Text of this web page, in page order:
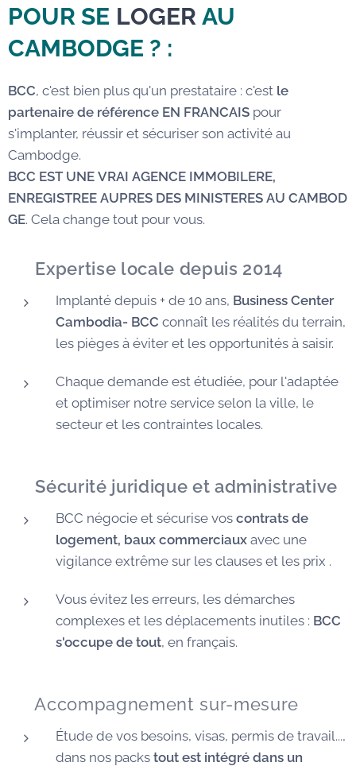
POUR SE LOGER AU
CAMBODGE ? :
BCC, c'est bien plus qu'un prestataire : c'est le
partenaire de référence EN FRANCAIS pour
s'implanter, réussir et sécuriser son activité au
Cambodge.
BCC EST UNE VRAI AGENCE IMMOBILERE,
ENREGISTREE AUPRES DES MINISTERES AU CAMBOD
GE. Cela change tout pour vous.
Expertise locale depuis 2014
Implanté depuis + de 10 ans, Business Center
Cambodia- BCC connaît les réalités du terrain,
les pièges à éviter et les opportunités à saisir.
Chaque demande est étudiée, pour l'adaptée
et optimiser notre service selon la ville, le
secteur et les contraintes locales.
🛡️Sécurité juridique et administrative
BCC négocie et sécurise vos contrats de
logement, baux commerciaux avec une
vigilance extrême sur les clauses et les prix .
Vous évitez les erreurs, les démarches
complexes et les déplacements inutiles : BCC
s'occupe de tout, en français.
🧭 Accompagnement sur-mesure
Étude de vos besoins, visas, permis de travail...,
dans nos packs tout est intégré dans un